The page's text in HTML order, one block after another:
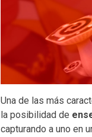
Una de las más
la posibilidad de
capturando a uno en